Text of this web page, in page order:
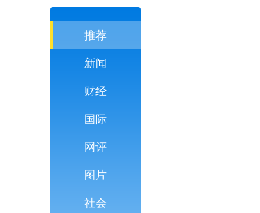
推荐
新闻
财经
国际
网评
图片
社会